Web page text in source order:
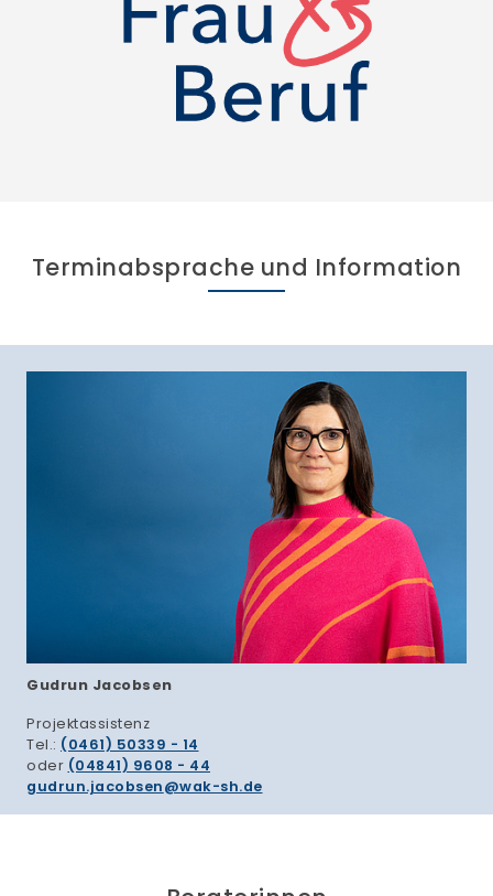
Terminabsprache und Information
Gudrun Jacobsen
Projektassistenz
Tel.: (0461) 50339 - 14
oder (04841) 9608 - 44
gudrun.jacobsen
wak-sh.de